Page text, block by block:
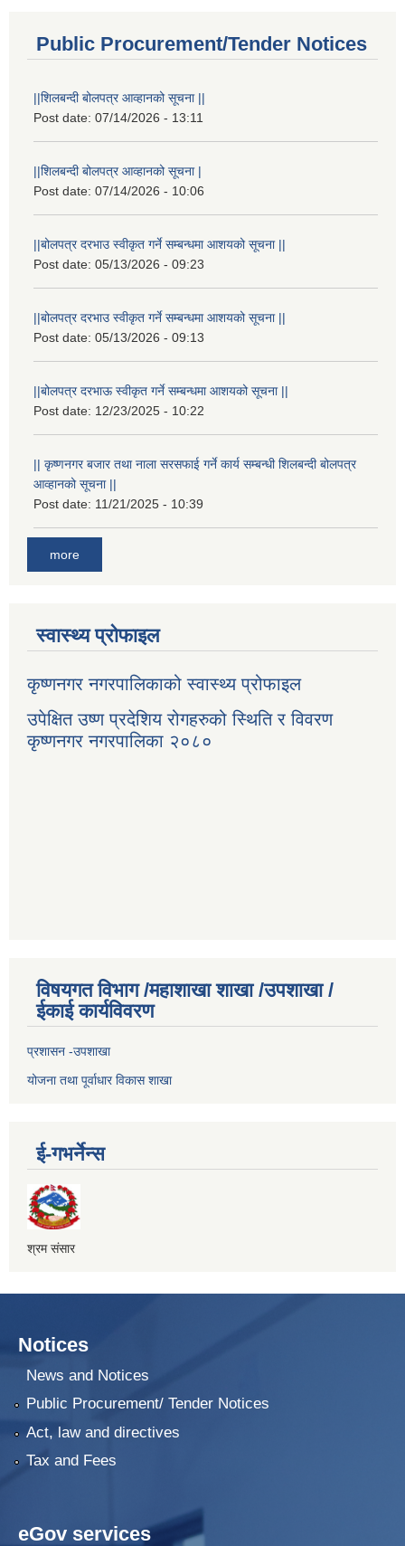
Public Procurement/Tender Notices
||शिलबन्दी बोलपत्र आव्हानको सूचना ||
Post date: 07/14/2026 - 13:11
||शिलबन्दी बोलपत्र आव्हानको सूचना |
Post date: 07/14/2026 - 10:06
||बोलपत्र दरभाउ स्वीकृत गर्ने सम्बन्धमा आशयको सूचना ||
Post date: 05/13/2026 - 09:23
||बोलपत्र दरभाउ स्वीकृत गर्ने सम्बन्धमा आशयको सूचना ||
Post date: 05/13/2026 - 09:13
||बोलपत्र दरभाऊ स्वीकृत गर्ने सम्बन्धमा आशयको सूचना ||
Post date: 12/23/2025 - 10:22
|| कृष्णनगर बजार तथा नाला सरसफाई गर्ने कार्य सम्बन्धी शिलबन्दी बोलपत्र
आव्हानको सूचना ||
Post date: 11/21/2025 - 10:39
more
स्वास्थ्य प्रोफाइल
कृष्णनगर नगरपालिकाको स्वास्थ्य प्रोफाइल
उपेक्षित उष्ण प्रदेशिय रोगहरुको स्थिति र विवरण
कृष्णनगर नगरपालिका २०८०
विषयगत विभाग /महाशाखा शाखा /उपशाखा /
ईकाई कार्यविवरण
प्रशासन -उपशाखा
योजना तथा पूर्वाधार विकास शाखा
ई-गभर्नेन्स
श्रम संसार
Notices
News and Notices
Public Procurement/ Tender Notices
Act, law and directives
Tax and Fees
eGov services